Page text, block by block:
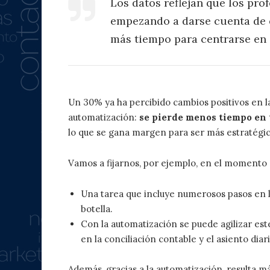
Los datos reflejan que los
empezando a darse cuenta
más tiempo para centrarse
Un 30% ya ha percibido cambios positivos
automatización: se pierde menos tiempo
lo que se gana margen para ser más
Vamos a fijarnos, por ejemplo, en el
Una tarea que incluye numerosos pasos
botella.
Con la automatización se puede agilizar
en la conciliación contable y el asiento